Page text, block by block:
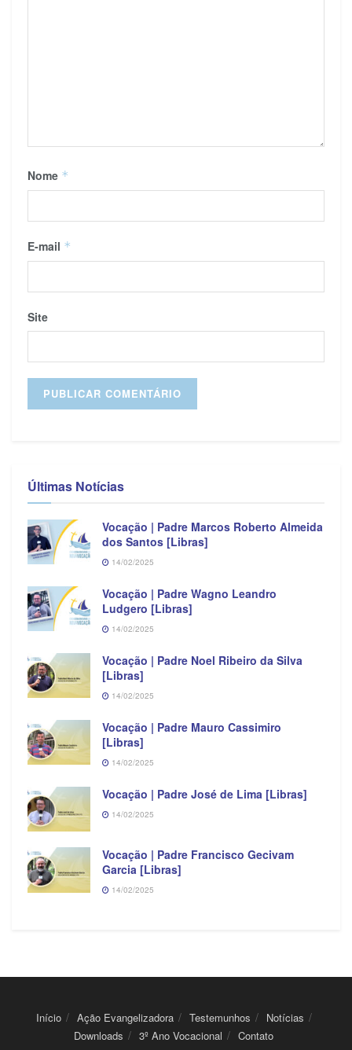
Nome *
E-mail *
Site
Últimas Notícias
Vocação | Padre Marcos Roberto Almeida
dos Santos [Libras]
14/02/2025
Vocação | Padre Wagno Leandro
Ludgero [Libras]
14/02/2025
Vocação | Padre Noel Ribeiro da Silva
[Libras]
14/02/2025
Vocação | Padre Mauro Cassimiro
[Libras]
14/02/2025
Vocação | Padre José de Lima [Libras]
14/02/2025
Vocação | Padre Francisco Gecivam
Garcia [Libras]
14/02/2025
Início Ação Evangelizadora Testemunhos
Notícias
Downloads
3º Ano Vocacional Contato